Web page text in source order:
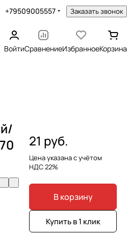
+79509005557 Заказать звонок
ВойтиСравнениеИзбранноеКорзина
21 руб.
Цена указана с учётом
НДС 22%
В корзину
Купить в 1 клик